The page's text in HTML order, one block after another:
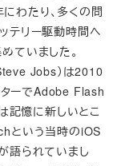
わたり、多くの問
テリー駆動時間へ
ていました。
Jobs）は2010
ーでAdobe Flash
記憶に新しいとこ
という当時のiOS
語られていまし